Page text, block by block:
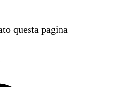
questa pagina